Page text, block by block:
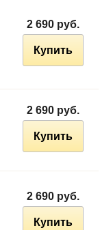
2 690 руб.
Купить
2 690 руб.
Купить
2 690 руб.
Купить